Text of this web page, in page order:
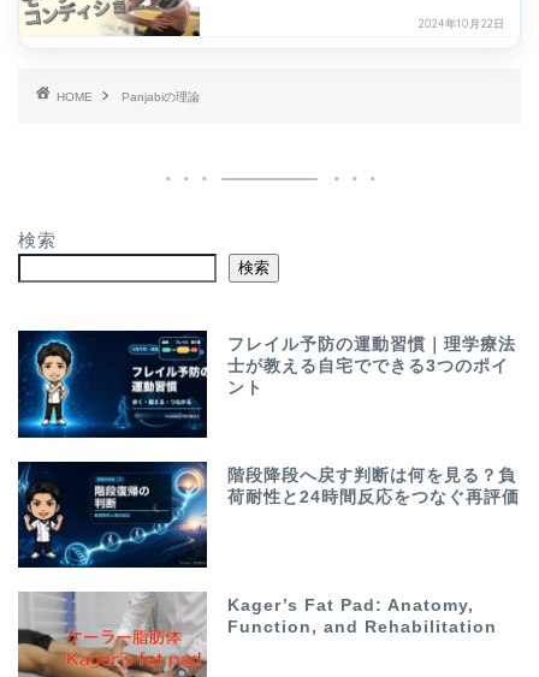
2024年10月22日
HOME Panjabiの理論
検索
検索
フレイル予防の運動習慣｜理学療法
士が教える自宅でできる3つのポイ
ント
階段降段へ戻す判断は何を見る？負
荷耐性と24時間反応をつなぐ再評価
Kager’s Fat Pad: Anatomy,
Function, and Rehabilitation